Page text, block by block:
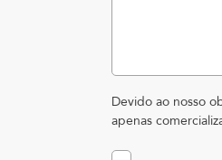
Devido ao nosso
apenas